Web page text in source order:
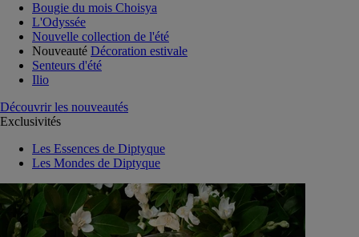
Bougie du mois Choisya
L'Odyssée
Nouvelle collection de l'été
Nouveauté Décoration estivale
Senteurs d'été
Ilio
Découvrir les nouveautés
Exclusivités
Les Essences de Diptyque
Les Mondes de Diptyque